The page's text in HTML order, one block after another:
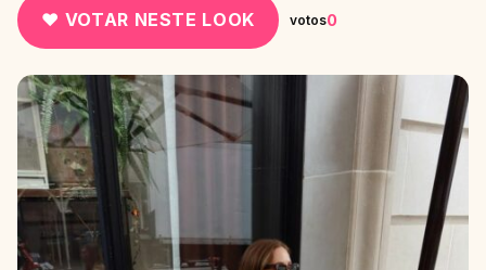
♥ VOTAR NESTE LOOK votos0